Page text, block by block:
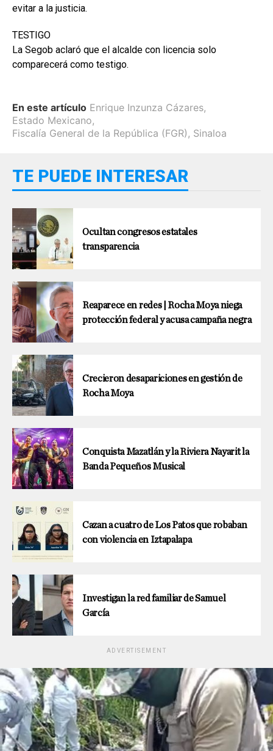
evitar a la justicia.
TESTIGO
La Segob aclaró que el alcalde con licencia solo
comparecerá como testigo.
En este artículo Enrique Inzunza Cázares,
Estado Mexicano,
Fiscalía General de la República (FGR) , Sinaloa
TE PUEDE INTERESAR
Ocultan congresos estatales
transparencia
Reaparece en redes | Rocha Moya niega
protección federal y acusa campaña negra
Crecieron desapariciones en gestión de
Rocha Moya
Conquista Mazatlán y la Riviera Nayarit la
Banda Pequeños Musical
Cazan a cuatro de Los Patos que robaban
con violencia en Iztapalapa
Investigan la red familiar de Samuel
García
ADVERTISEMENT